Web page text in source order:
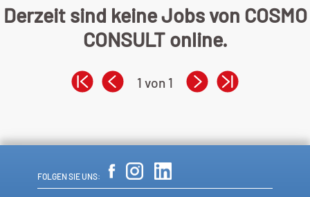
Derzeit sind keine Jobs von COSMO
CONSULT online.
1 von 1
FOLGEN SIE UNS: